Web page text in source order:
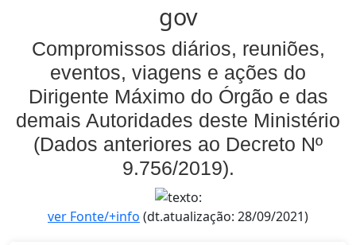
gov
Compromissos diários, reuniões,
eventos, viagens e ações do
Dirigente Máximo do Órgão e das
demais Autoridades deste Ministério
(Dados anteriores ao Decreto Nº
9.756/2019).
ver Fonte/+info (dt.atualização: 28/09/2021)